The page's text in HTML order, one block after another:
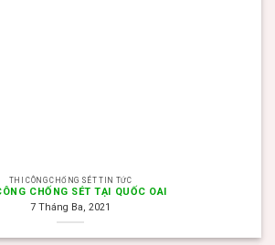
THI CÔNG CHỐNG SÉT TIN TỨC
CHỐNG SÉT TẠI QUỐC OAI
7 Tháng Ba, 2021